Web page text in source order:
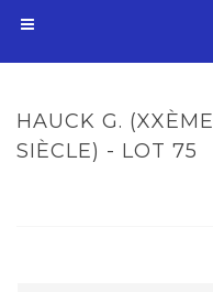
HAUCK G. (XXÈME
SIÈCLE) - LOT 75